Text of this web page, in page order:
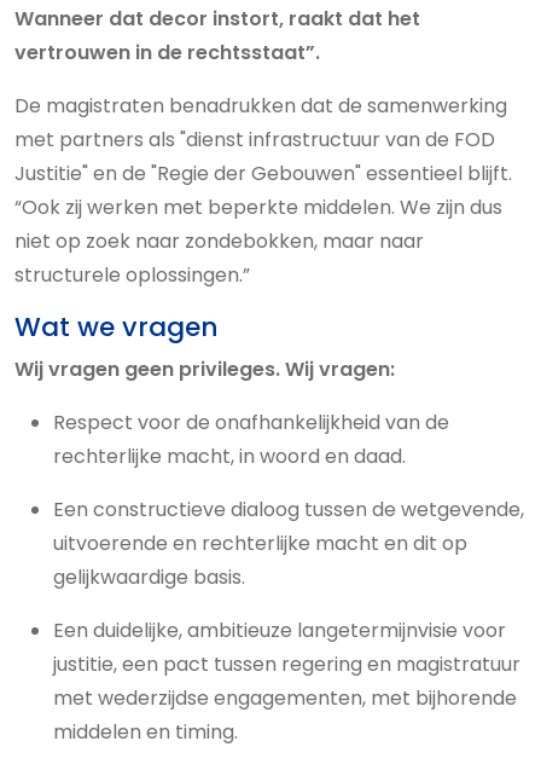
Wanneer dat decor instort, raakt dat het
vertrouwen in de rechtsstaat”.
De magistraten benadrukken dat de samenwerking
met partners als "dienst infrastructuur van de FOD
Justitie" en de "Regie der Gebouwen" essentieel blijft.
“Ook zij werken met beperkte middelen. We zijn dus
niet op zoek naar zondebokken, maar naar
structurele oplossingen.”
Wat we vragen
Wij vragen geen privileges. Wij vragen:
Respect voor de onafhankelijkheid van de
rechterlijke macht, in woord en daad.
Een constructieve dialoog tussen de wetgevende,
uitvoerende en rechterlijke macht en dit op
gelijkwaardige basis.
Een duidelijke, ambitieuze langetermijnvisie voor
justitie, een pact tussen regering en magistratuur
met wederzijdse engagementen, met bijhorende
middelen en timing.